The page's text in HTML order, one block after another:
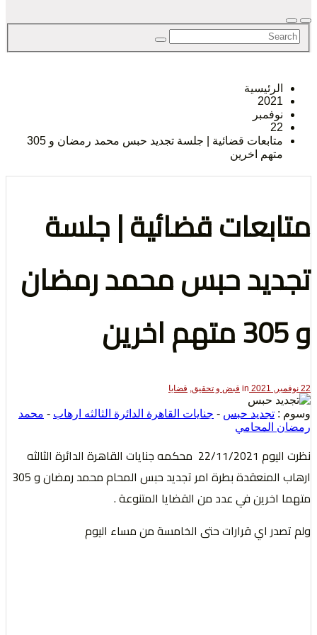
و
متابعات قضائية | جلسة تجديد حبس محمد رمضان و 305
اخرين
قضائية | جلسة
حبس محمد رمضان
in قبض و تحقيق,قضايا
تجديد حبس-جنايات القاهرة الدائرة الثالثه ارهاب- محمد
نظرت اليوم 22/11/2021 محكمه جنايات القاهرة الدائرة الثالثه
ارهاب المنعقدة بطرة امر تجديد حبس المحام محمد رمضان و 305
في عدد من القضايا المتنوعة .
اي قرارات حتى الخامسة من مساء اليوم